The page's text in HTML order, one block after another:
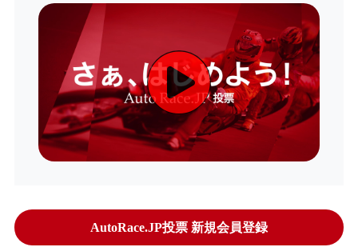
AutoRace.JP投票 新規会員登録